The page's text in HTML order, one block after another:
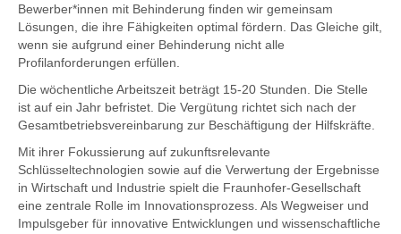
Bewerber*innen mit Behinderung finden wir gemeinsam
Lösungen, die ihre Fähigkeiten optimal fördern. Das Gleiche gilt,
wenn sie aufgrund einer Behinderung nicht alle
Profilanforderungen erfüllen.
Die wöchentliche Arbeitszeit beträgt 15-20 Stunden. Die Stelle
ist auf ein Jahr befristet. Die Vergütung richtet sich nach der
Gesamtbetriebsvereinbarung zur Beschäftigung der Hilfskräfte.
Mit ihrer Fokussierung auf zukunftsrelevante
Schlüsseltechnologien sowie auf die Verwertung der Ergebnisse
in Wirtschaft und Industrie spielt die Fraunhofer-Gesellschaft
eine zentrale Rolle im Innovationsprozess. Als Wegweiser und
Impulsgeber für innovative Entwicklungen und wissenschaftliche